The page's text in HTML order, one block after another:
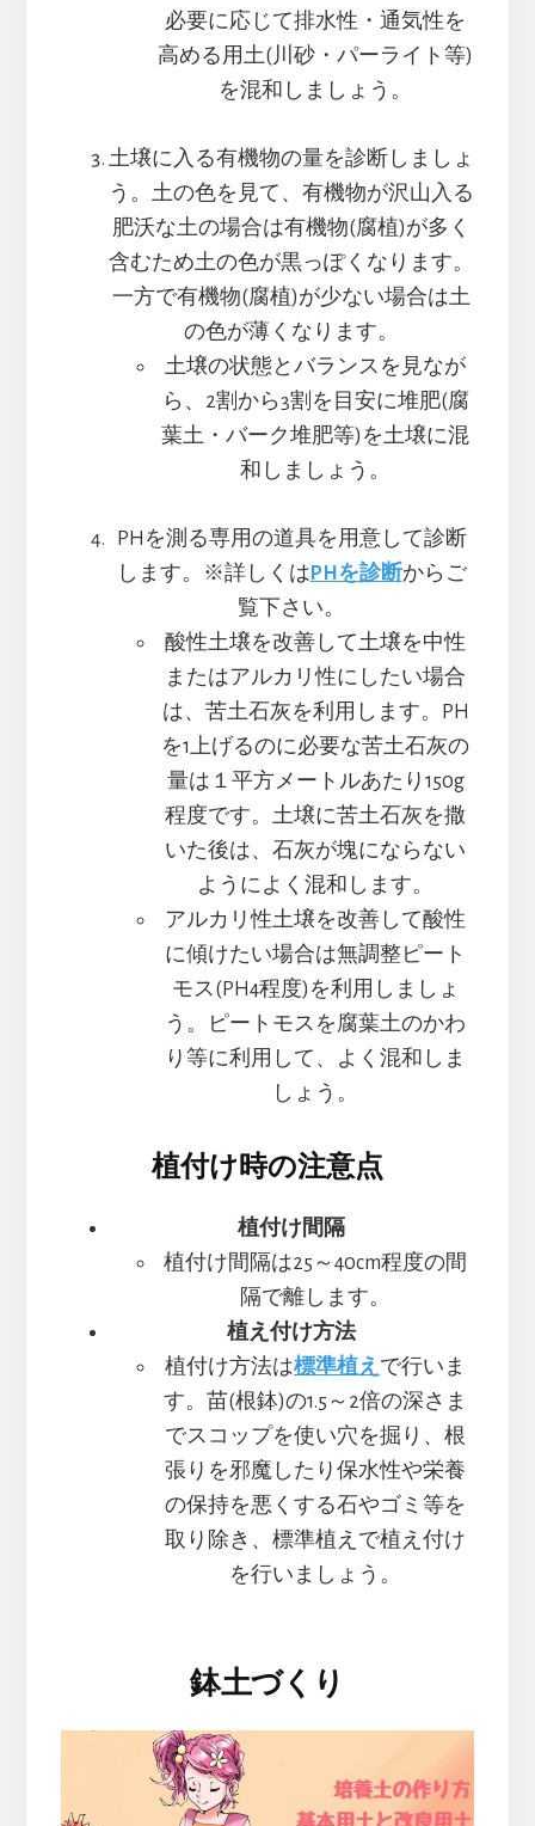
必要に応じて排水性・通気性を
高める用土(川砂・パーライト等)
を混和しましょう。
土壌に入る有機物の量を診断しましょ
う。土の色を見て、有機物が沢山入る
肥沃な土の場合は有機物(腐植)が多く
含むため土の色が黒っぽくなります。
一方で有機物(腐植)が少ない場合は土
の色が薄くなります。
土壌の状態とバランスを見なが
ら、2割から3割を目安に堆肥(腐
葉土・バーク堆肥等)を土壌に混
和しましょう。
PHを測る専用の道具を用意して診断
します。※詳しくは PHを診断からご
覧下さい。
酸性土壌を改善して土壌を中性
またはアルカリ性にしたい場合
は、苦土石灰を利用します。PH
を1上げるのに必要な苦土石灰の
量は１平方メートルあたり150g
程度です。土壌に苦土石灰を撒
いた後は、石灰が塊にならない
ようによく混和します。
アルカリ性土壌を改善して酸性
に傾けたい場合は無調整ピート
モス(PH4程度)を利用しましょ
う。ピートモスを腐葉土のかわ
り等に利用して、よく混和しま
しょう。
植付け時の注意点
植付け間隔
植付け間隔は25～40cm程度の間
隔で離します。
植え付け方法
植付け方法は標準植え で行いま
す。苗(根鉢)の1.5～2倍の深さま
でスコップを使い穴を掘り、根
張りを邪魔したり保水性や栄養
の保持を悪くする石やゴミ等を
取り除き、標準植えで植え付け
を行いましょう。
鉢土づくり